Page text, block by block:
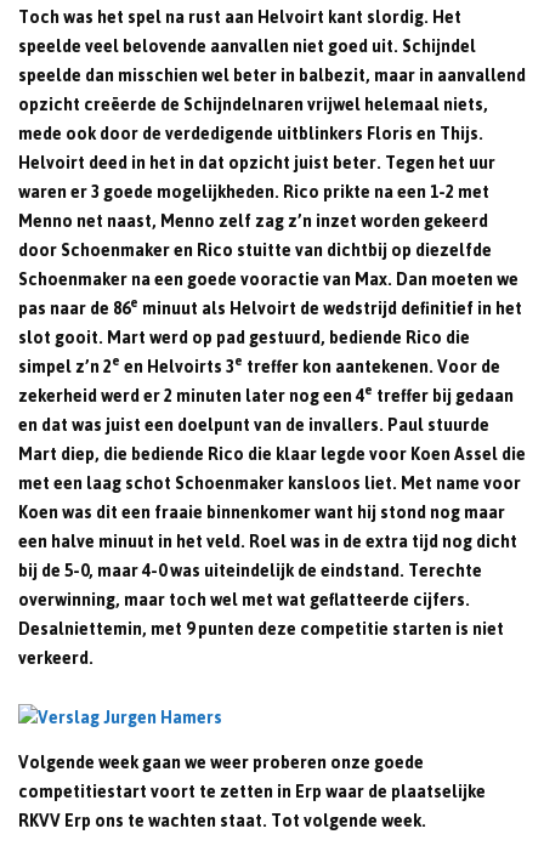
Toch was het spel na rust aan Helvoirt kant slordig. Het
speelde veel belovende aanvallen niet goed uit. Schijndel
speelde dan misschien wel beter in balbezit, maar in aanvallend
opzicht creëerde de Schijndelnaren vrijwel helemaal niets,
mede ook door de verdedigende uitblinkers Floris en Thijs.
Helvoirt deed in het in dat opzicht juist beter. Tegen het uur
waren er 3 goede mogelijkheden. Rico prikte na een 1-2 met
Menno net naast, Menno zelf zag z’n inzet worden gekeerd
door Schoenmaker en Rico stuitte van dichtbij op diezelfde
Schoenmaker na een goede vooractie van Max. Dan moeten we
pas naar de 86eminuut als Helvoirt de wedstrijd definitief in het
slot gooit. Mart werd op pad gestuurd, bediende Rico die
simpel z’n 2een Helvoirts 3e treffer kon aantekenen. Voor de
zekerheid werd er 2 minuten later nog een 4e treffer bij gedaan
en dat was juist een doelpunt van de invallers. Paul stuurde
Mart diep, die bediende Rico die klaar legde voor Koen Assel die
met een laag schot Schoenmaker kansloos liet. Met name voor
Koen was dit een fraaie binnenkomer want hij stond nog maar
een halve minuut in het veld. Roel was in de extra tijd nog dicht
bij de 5-0, maar 4-0 was uiteindelijk de eindstand. Terechte
overwinning, maar toch wel met wat geflatteerde cijfers.
Desalniettemin, met 9 punten deze competitie starten is niet
verkeerd.
Volgende week gaan we weer proberen onze goede
competitiestart voort te zetten in Erp waar de plaatselijke
RKVV Erp ons te wachten staat. Tot volgende week.